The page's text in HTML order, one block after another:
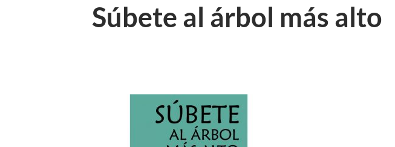
Súbete al árbol más alto